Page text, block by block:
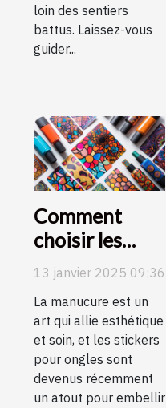
loin des sentiers
battus. Laissez-vous
guider...
Comment
choisir les
meilleurs
stickers pour
une manucure
durable et
élégante
13 janvier 2025 09:36
La manucure est un
art qui allie esthétique
et soin, et les stickers
pour ongles sont
devenus récemment
un atout pour embellir